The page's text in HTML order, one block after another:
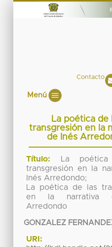
Contacto
Menú
La poética de
transgresión en la
de Inés
Título:
La
transgresión en la
Inés Arredondo;
La poética de las
en la narrativa
Arredondo
GONZALEZ
URI: